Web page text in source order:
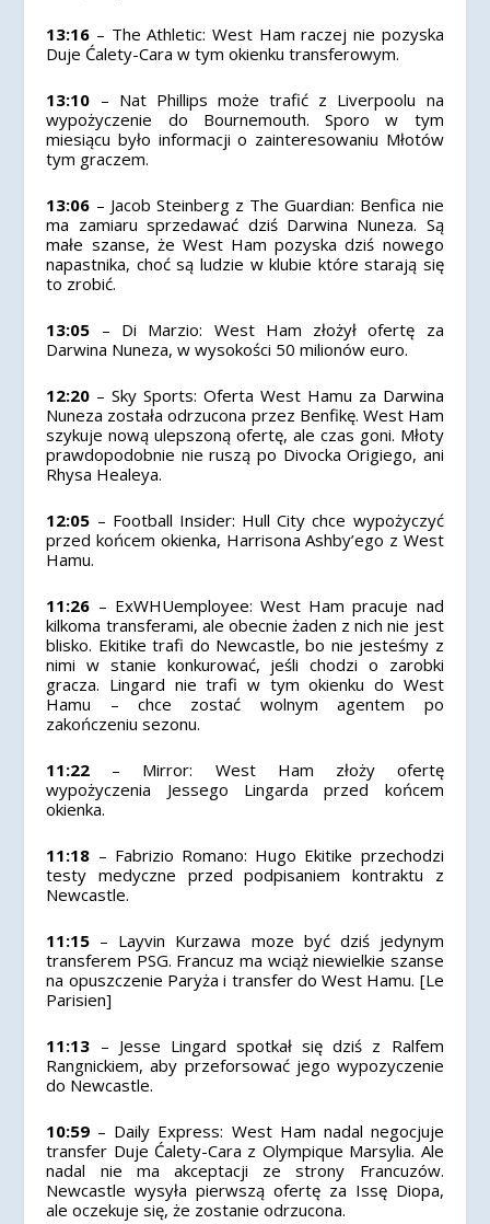
13:16 – The Athletic: West Ham raczej nie pozyska
Duje Ćalety-Cara w tym okienku transferowym.
13:10 – Nat Phillips może trafić z Liverpoolu na
wypożyczenie do Bournemouth. Sporo w tym
miesiącu było informacji o zainteresowaniu Młotów
tym graczem.
13:06 – Jacob Steinberg z The Guardian: Benfica nie
ma zamiaru sprzedawać dziś Darwina Nuneza. Są
małe szanse, że West Ham pozyska dziś nowego
napastnika, choć są ludzie w klubie które starają się
to zrobić.
13:05 – Di Marzio: West Ham złożył ofertę za
Darwina Nuneza, w wysokości 50 milionów euro.
12:20 – Sky Sports: Oferta West Hamu za Darwina
Nuneza została odrzucona przez Benfikę. West Ham
szykuje nową ulepszoną ofertę, ale czas goni. Młoty
prawdopodobnie nie ruszą po Divocka Origiego, ani
Rhysa Healeya.
12:05 – Football Insider: Hull City chce wypożyczyć
przed końcem okienka, Harrisona Ashby’ego z West
Hamu.
11:26 – ExWHUemployee: West Ham pracuje nad
kilkoma transferami, ale obecnie żaden z nich nie jest
blisko. Ekitike trafi do Newcastle, bo nie jesteśmy z
nimi w stanie konkurować, jeśli chodzi o zarobki
gracza. Lingard nie trafi w tym okienku do West
Hamu – chce zostać wolnym agentem po
zakończeniu sezonu.
11:22 – Mirror: West Ham złoży ofertę
wypożyczenia Jessego Lingarda przed końcem
okienka.
11:18 – Fabrizio Romano: Hugo Ekitike przechodzi
testy medyczne przed podpisaniem kontraktu z
Newcastle.
11:15 – Layvin Kurzawa moze być dziś jedynym
transferem PSG. Francuz ma wciąż niewielkie szanse
na opuszczenie Paryża i transfer do West Hamu. [Le
Parisien]
11:13 – Jesse Lingard spotkał się dziś z Ralfem
Rangnickiem, aby przeforsować jego wypozyczenie
do Newcastle.
10:59 – Daily Express: West Ham nadal negocjuje
transfer Duje Ćalety-Cara z Olympique Marsylia. Ale
nadal nie ma akceptacji ze strony Francuzów.
Newcastle wysyła pierwszą ofertę za Issę Diopa,
ale oczekuje się, że zostanie odrzucona.